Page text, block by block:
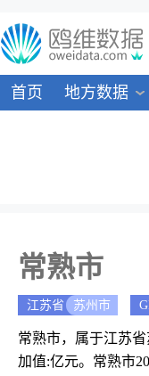
首页 地方数据
常熟市
江苏省 苏州市
常熟市，属于江苏
加值:亿元。常熟市